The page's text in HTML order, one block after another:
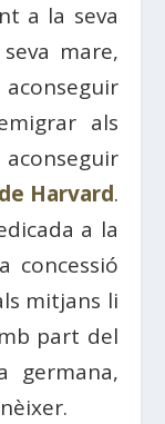
a la seva
mare,
als
Harvard.
a la
concessió
mitjans li
part del
germana,